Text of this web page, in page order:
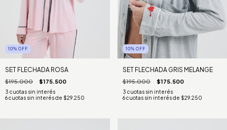
10% OFF
SET FLECHADA ROSA
$195.000 $175.500
6cuotas sin interés de $29.250
10% OFF
SET FLECHADA GRIS MELANGE
$195.000 $175.500
6 cuotas sin interés de $29.250